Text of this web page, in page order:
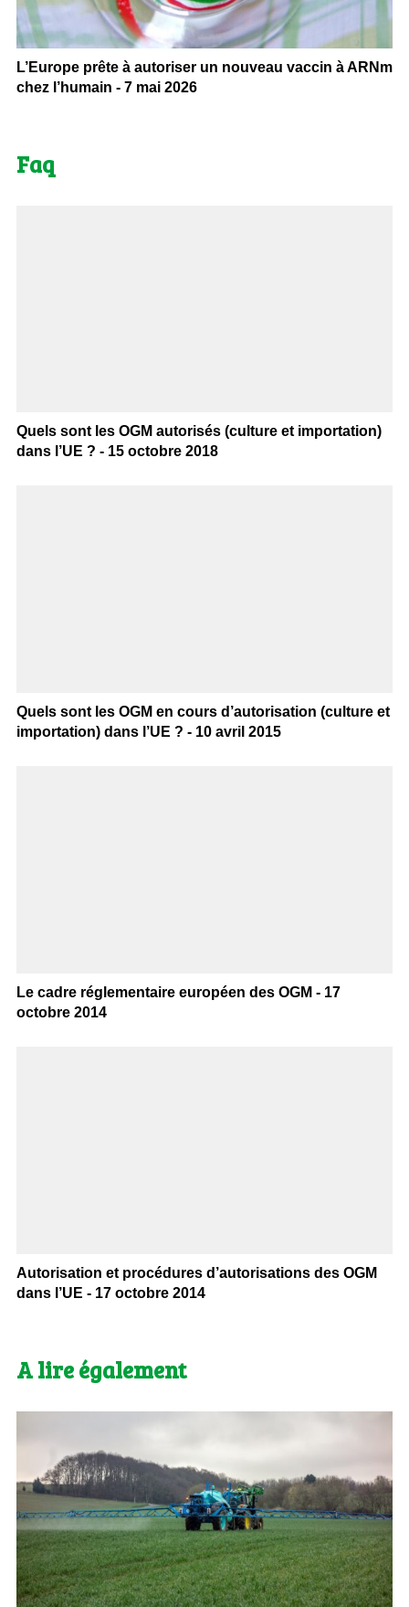
L’Europe prête à autoriser un nouveau vaccin à ARNm
chez l’humain - 7 mai 2026
Faq
Quels sont les OGM autorisés (culture et importation)
dans l’UE ? - 15 octobre 2018
Quels sont les OGM en cours d’autorisation (culture et
importation) dans l’UE ? - 10 avril 2015
Le cadre réglementaire européen des OGM - 17
octobre 2014
Autorisation et procédures d’autorisations des OGM
dans l’UE - 17 octobre 2014
A lire également